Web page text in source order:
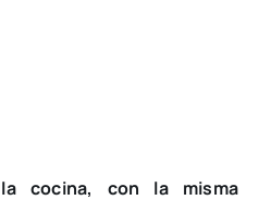
cocina, con la misma